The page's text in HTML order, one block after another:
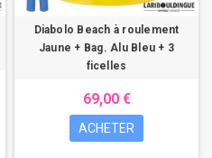
Diabolo Beach à roulement
Jaune + Bag. Alu Bleu + 3
ficelles
69,00 €
ACHETER